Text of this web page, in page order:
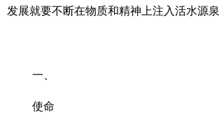
发展就要不断在物质和精神上注入活水源泉
一、
使命